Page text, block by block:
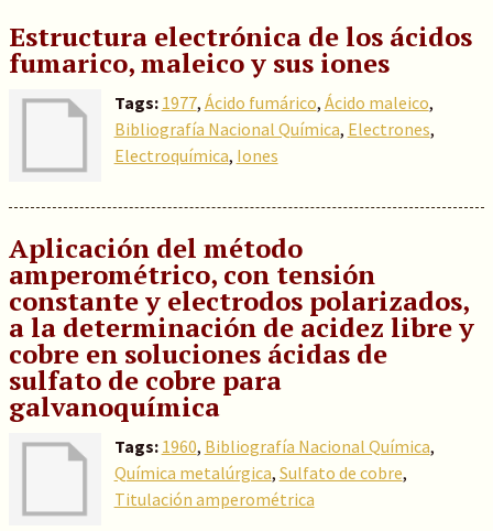
Estructura electrónica de los ácidos
fumarico, maleico y sus iones
Tags: 1977, Ácido fumárico, Ácido maleico,
Bibliografía Nacional Química, Electrones,
Electroquímica, Iones
Aplicación del método
amperométrico, con tensión
constante y electrodos polarizados,
a la determinación de acidez libre y
cobre en soluciones ácidas de
sulfato de cobre para
galvanoquímica
Tags: 1960, Bibliografía Nacional Química,
Química metalúrgica, Sulfato de cobre,
Titulación amperométrica